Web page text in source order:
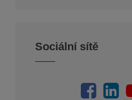
Sociální sítě